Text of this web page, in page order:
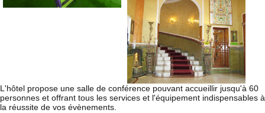
L'hôtel propose une salle de conférence pouvant accueillir jusqu'à 60
personnes et offrant tous les services et l'équipement indispensables à
la réussite de vos évènements.